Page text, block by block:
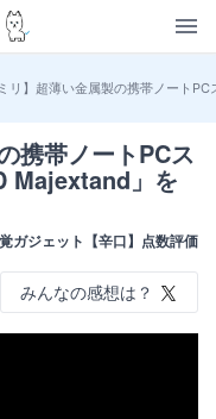
リ】超薄い金属製の携帯ノート
携帯ノートPCス
Majextand」を
ガジェット【辛口】点数評価
みんなの感想は？